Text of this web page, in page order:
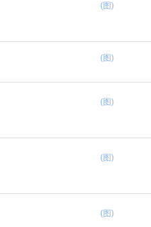
(图)
(图)
(图)
(图)
(图)